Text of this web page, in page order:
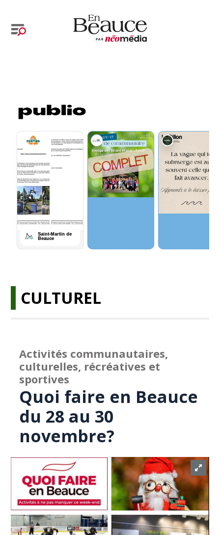
CULTUREL
Activités communautaires,
culturelles, récréatives et
sportives
Quoi faire en Beauce
du 28 au 30
novembre?